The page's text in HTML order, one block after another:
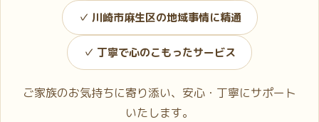
✓ 川崎市麻生区の地域事情に精通
✓ 丁寧で心のこもったサービス
ご家族のお気持ちに寄り添い、安心・丁寧にサポート
いたします。